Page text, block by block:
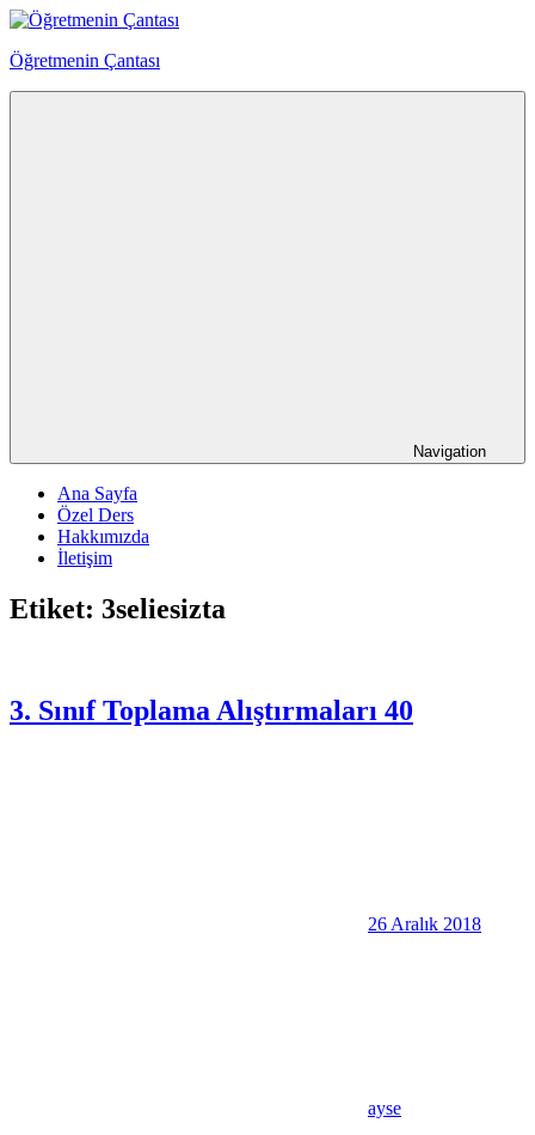
Skip
content
Öğretmenin Çantası
Navigation
Ana Sayfa
Özel Ders
Hakkımızda
İletişim
Etiket: 3seliesizta
3. Sınıf Toplama Alıştırmaları 40
26 Aralık 2018
ayse